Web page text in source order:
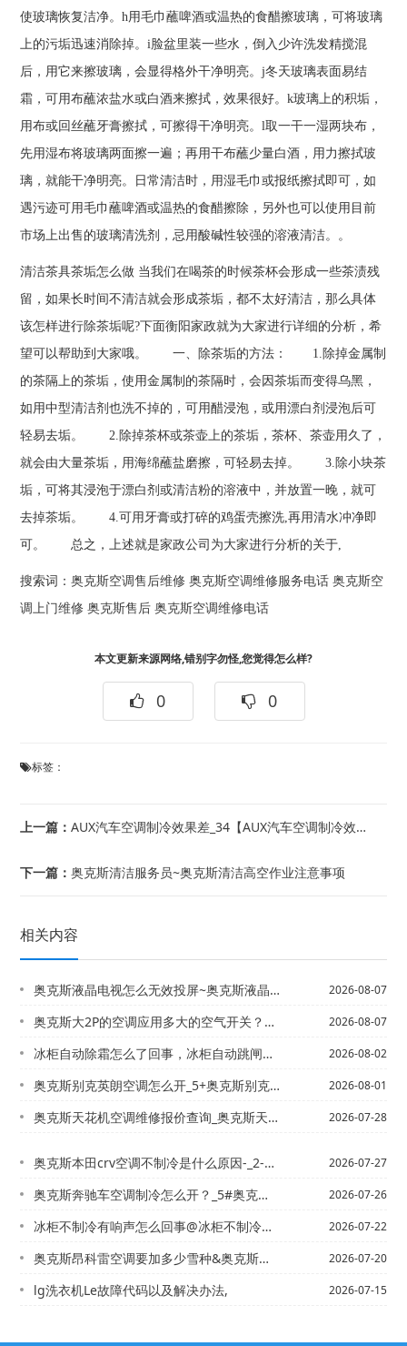
使玻璃恢复洁净。h用毛巾蘸啤酒或温热的食醋擦玻璃，可将玻璃
上的污垢迅速消除掉。i脸盆里装一些水，倒入少许洗发精搅混
后，用它来擦玻璃，会显得格外干净明亮。j冬天玻璃表面易结
霜，可用布蘸浓盐水或白酒来擦拭，效果很好。k玻璃上的积垢，
用布或回丝蘸牙膏擦拭，可擦得干净明亮。l取一干一湿两块布，
先用湿布将玻璃两面擦一遍；再用干布蘸少量白酒，用力擦拭玻
璃，就能干净明亮。日常清洁时，用湿毛巾或报纸擦拭即可，如
遇污迹可用毛巾蘸啤酒或温热的食醋擦除，另外也可以使用目前
市场上出售的玻璃清洗剂，忌用酸碱性较强的溶液清洁。。
清洁茶具茶垢怎么做 当我们在喝茶的时候茶杯会形成一些茶渍残
留，如果长时间不清洁就会形成茶垢，都不太好清洁，那么具体
该怎样进行除茶垢呢?下面衡阳家政就为大家进行详细的分析，希
望可以帮助到大家哦。 一、除茶垢的方法： 1.除掉金属制
的茶隔上的茶垢，使用金属制的茶隔时，会因茶垢而变得乌黑，
如用中型清洁剂也洗不掉的，可用醋浸泡，或用漂白剂浸泡后可
轻易去垢。 2.除掉茶杯或茶壶上的茶垢，茶杯、茶壶用久了，
就会由大量茶垢，用海绵蘸盐磨擦，可轻易去掉。 3.除小块茶
垢，可将其浸泡于漂白剂或清洁粉的溶液中，并放置一晚，就可
去掉茶垢。 4.可用牙膏或打碎的鸡蛋壳擦洗,再用清水冲净即
可。 总之，上述就是家政公司为大家进行分析的关于,
搜索词：奥克斯空调售后维修 奥克斯空调维修服务电话 奥克斯空
调上门维修 奥克斯售后 奥克斯空调维修电话
本文更新来源网络,错别字勿怪,您觉得怎么样?
0 0
标签：
上一篇：AUX汽车空调制冷效果差_34【AUX汽车空调制冷效果差_35
下一篇：奥克斯清洁服务员~奥克斯清洁高空作业注意事项
相关内容
奥克斯液晶电视怎么无效投屏~奥克斯液晶电视怎么无效投屏设置 2026-08-07
奥克斯大2P的空调应用多大的空气开关？，奥克斯大2P的空调制冷一个小时耗多少度电... 2026-08-07
冰柜自动除霜怎么了回事，冰柜自动跳闸什么原因 2026-08-02
奥克斯别克英朗空调怎么开_5+奥克斯别克英朗空调怎么开_9 2026-08-01
奥克斯天花机空调维修报价查询_奥克斯天花机空调维修报价查询电话最新标准 2026-07-28
奥克斯本田crv空调不制冷是什么原因-_2-奥克斯本田crv空调高低压多正常就是... 2026-07-27
奥克斯奔驰车空调制冷怎么开？_5#奥克斯奔驰空调怎么开？_10 2026-07-26
冰柜不制冷有响声怎么回事@冰柜不制冷有油味怎么回事 2026-07-22
奥克斯昂科雷空调要加多少雪种&奥克斯昂克赛拉的空调怎么开 2026-07-20
lg洗衣机Le故障代码以及解决办法, 2026-07-15